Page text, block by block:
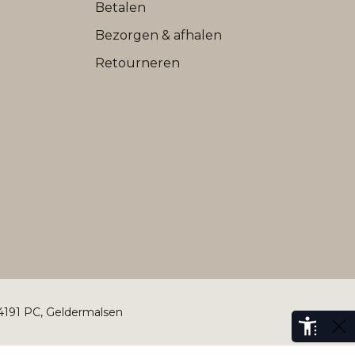
Betalen
Bezorgen & afhalen
Retourneren
PC, Geldermalsen